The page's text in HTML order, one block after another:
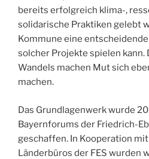
bereits erfolgreich klima-,
solidarische Praktiken gelebt
Kommune eine
solcher Projekte spielen kann.
Wandels machen Mut sich
machen.
Das Grundlagenwerk wurde
Bayernforums der Friedrich-
geschaffen. In Kooperation
Länderbüros der FES wurden